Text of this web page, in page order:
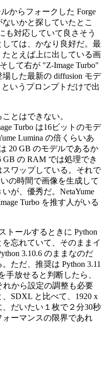
からフォークした Forge
いかと探していたとこ
も対応していて良さそう
ては、かなり良好だ。最
とえば上に出している画
して右が "Z-Image Turbo"
した最新の diffusion モデ
というプロンプトだけで出
とはできない。
Turbo は16ビットのモデ
Lumina の倍くらいあ
20 GB のモデルであるか
GB の RAM では処理でき
ワップしている。それで
の時間で画像を生成して
が、優秀だ。NetaYume
Turbo を推す人がいる
トールするときに Python
忘れていて、そのままイ
3.10.6 のままなのだ
ただ、推奨は Python 3.11
手放せると判断したら、
れから設定の調整も必要
SDXL と比べて、1920 x
だいたい１枚で２分30秒
ーマンスの限界であれ